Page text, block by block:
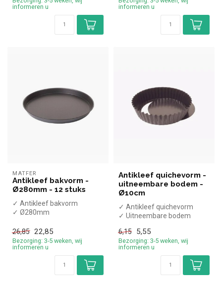
informeren u
informeren u
MATFER
Antikleef bakvorm -
Ø280mm - 12 stuks
✓ Antikleef bakvorm
✓ Ø280mm
26,85 22,85
Bezorging: 3-5 weken, wij
informeren u
Antikleef quichevorm -
uitneembare bodem -
Ø10cm
✓ Antikleef quichevorm
✓ Uitneembare bodem
6,15
5,55
Bezorging: 3-5 weken, wij
informeren u